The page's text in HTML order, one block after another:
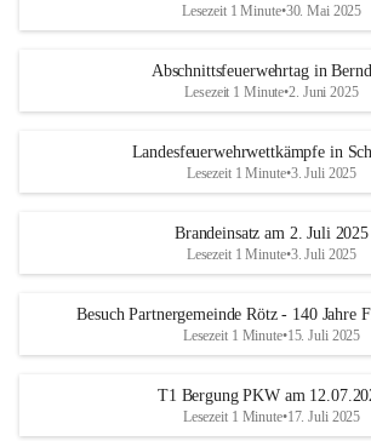
Lesezeit 1 Minute•30. Mai 2025
Abschnittsfeuerwehrtag in
Lesezeit 1 Minute•2. Juni 2025
Landesfeuerwehrwettkämpfe in
Lesezeit 1 Minute•3. Juli 2025
Brandeinsatz am 2. Juli 2025
Lesezeit 1 Minute•3. Juli 2025
Besuch Partnergemeinde Rötz - 140 Jahre
Lesezeit 1 Minute•15. Juli 2025
T1 Bergung PKW am
Lesezeit 1 Minute•17. Juli 2025